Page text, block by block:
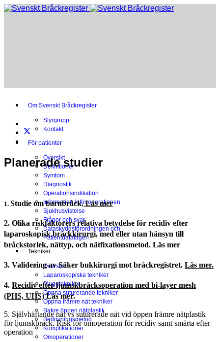
Om Svenskt Bråckregister
Styrgrupp
Kontakt
För patienter
Översikt
Definitioner
Symtom
Diagnostik
Operationsindikation
Information inför operationen
Sjukhusvistelse
Frågor och svar
Dataskyddsförordningen och
Patientdatalagen
Tekniker
Översikt
Laparoskopiska tekniker
Pluggtekniker
Öppna suturerande tekniker
Öppna främre nät tekniker
Bakre öppen nätplastik
Bedövningsmetod
Komplikationer
Omoperationer
Planerade studier
1. Studie om barnbråck.Läs mer
2. Olika riskfaktorers relativa betydelse för recidiv efter
laparoskopisk bråckkirurgi, med eller utan hänsyn till
bråckstorlek, nättyp, och nätfixationsmetod. Läs mer
3. Validering av Säker bukkirurgi mot bråckregistret. Läs mer.
4. Recidiv efter ljumskbråcksoperation med bi-layer mesh
(PHS, UHS)Läs mer.
5. Självhäftande nät vs suturerade nät vid öppen främre nätplastik
för ljumskbråck. Risk för omoperation för recidiv samt smärta efter
operation